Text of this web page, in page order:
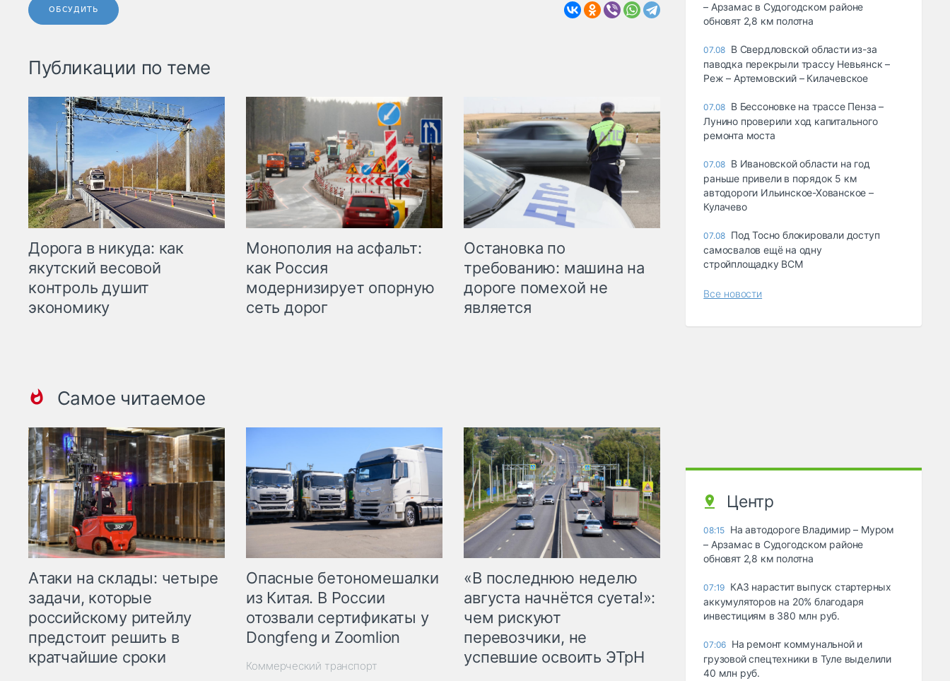
ОБСУДИТЬ
Публикации по теме
Дорога в никуда: как
якутский весовой
контроль душит
экономику
Монополия на асфальт:
как Россия
модернизирует опорную
сеть дорог
Остановка по
требованию: машина на
дороге помехой не
является
Самое читаемое
Атаки на склады: четыре
задачи, которые
российскому ритейлу
предстоит решить в
кратчайшие сроки
Опасные бетономешалки
из Китая. В России
отозвали сертификаты у
Dongfeng и Zoomlion
Коммерческий транспорт
«В последнюю неделю
августа начнётся суета!»:
чем рискуют
перевозчики, не
успевшие освоить ЭТрН
– Арзамас в Судогодском районе
обновят 2,8 км полотна
07.08 В Свердловской области из-за
паводка перекрыли трассу Невьянск –
Реж – Артемовский – Килачевское
07.08 В Бессоновке на трассе Пенза –
Лунино проверили ход капитального
ремонта моста
07.08 В Ивановской области на год
раньше привели в порядок 5 км
автодороги Ильинское-Хованское –
Кулачево
07.08 Под Тосно блокировали доступ
самосвалов ещё на одну
стройплощадку ВСМ
Все новости
Центр
08:15 На автодороге Владимир – Муром
– Арзамас в Судогодском районе
обновят 2,8 км полотна
07:19 КАЗ нарастит выпуск стартерных
аккумуляторов на 20% благодаря
инвестициям в 380 млн руб.
07:06 На ремонт коммунальной и
грузовой спецтехники в Туле выделили
40 млн руб.